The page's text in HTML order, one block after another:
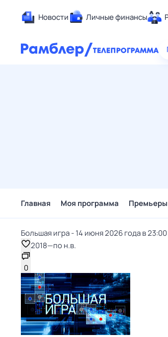
Новости Личные финансы
Главная Моя программа
Большая игра - 14 июня 2026 года в 23:00
2018—по н.в.
0